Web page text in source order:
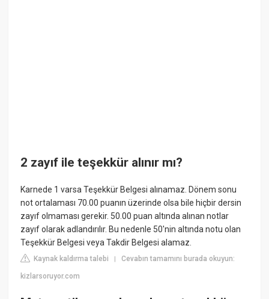
2 zayıf ile teşekkür alınır mı?
Karnede 1 varsa Teşekkür Belgesi alınamaz. Dönem sonu
not ortalaması 70.00 puanın üzerinde olsa bile hiçbir dersin
zayıf olmaması gerekir. 50.00 puan altında alınan notlar
zayıf olarak adlandırılır. Bu nedenle 50'nin altında notu olan
Teşekkür Belgesi veya Takdir Belgesi alamaz.
Kaynak kaldırma talebi |Cevabın tamamını burada okuyun:
kizlarsoruyor.com